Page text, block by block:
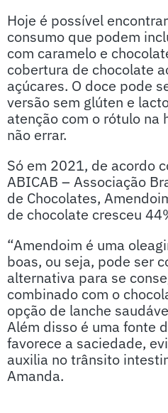
Hoje é possível
consumo que podem
com caramelo e
cobertura de chocolate
açúcares. O doce pode
versão sem glúten e
atenção com o rótulo na
não errar.
Só em 2021, de acordo
ABICAB – Associação
de Chocolates,
de chocolate cresceu
“Amendoim é uma
boas, ou seja, pode ser
alternativa para se
combinado com o
opção de lanche
Além disso é uma fonte
favorece a saciedade,
auxilia no trânsito
Amanda.